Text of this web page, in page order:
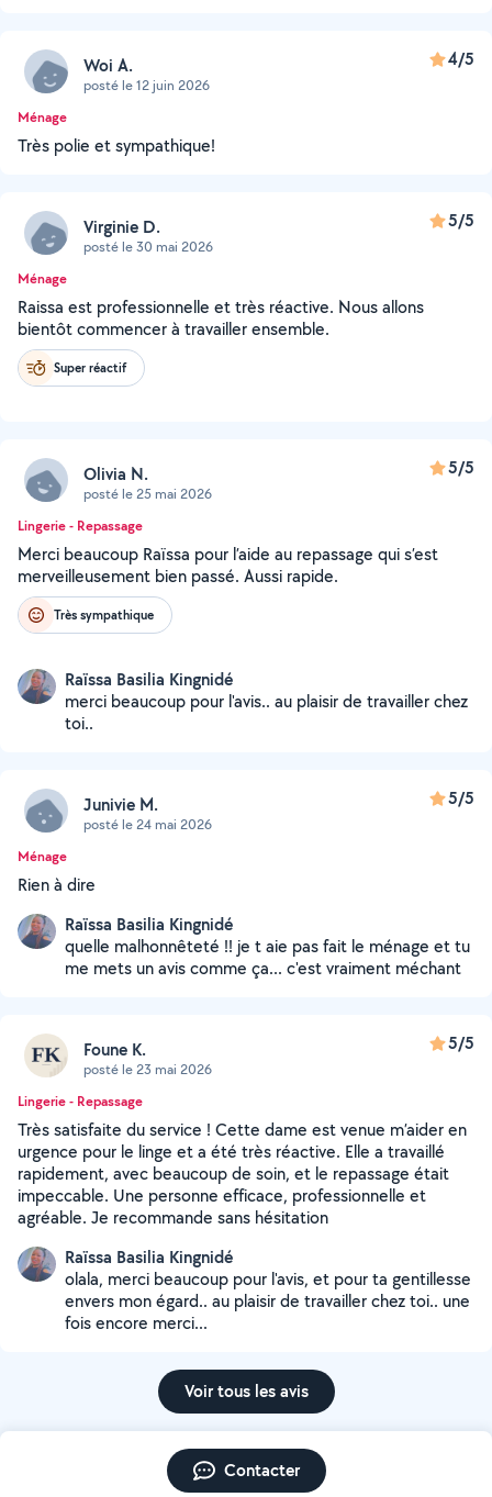
Woi A.
posté le 12 juin 2026
4/5
Ménage
Très polie et sympathique!
Virginie D.
posté le 30 mai 2026
5/5
Ménage
Raissa est professionnelle et très réactive. Nous allons
bientôt commencer à travailler ensemble.
Super réactif
Olivia N.
posté le 25 mai 2026
5/5
Lingerie - Repassage
Merci beaucoup Raïssa pour l’aide au repassage qui s’est
merveilleusement bien passé. Aussi rapide.
Très sympathique
Raïssa Basilia Kingnidé
merci beaucoup pour l'avis.. au plaisir de travailler chez
toi..
Junivie M.
posté le 24 mai 2026
5/5
Ménage
Rien à dire
Raïssa Basilia Kingnidé
quelle malhonnêteté !! je t aie pas fait le ménage et tu
me mets un avis comme ça... c'est vraiment méchant
Foune K.
posté le 23 mai 2026
5/5
Lingerie - Repassage
Très satisfaite du service ! Cette dame est venue m’aider en
urgence pour le linge et a été très réactive. Elle a travaillé
rapidement, avec beaucoup de soin, et le repassage était
impeccable. Une personne efficace, professionnelle et
agréable. Je recommande sans hésitation
Raïssa Basilia Kingnidé
olala, merci beaucoup pour l'avis, et pour ta gentillesse
envers mon égard.. au plaisir de travailler chez toi.. une
fois encore merci...
Voir tous les avis
Contacter